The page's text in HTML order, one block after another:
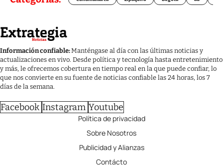
Información confiable:Manténgase al día con las últimas noticias y
actualizaciones en vivo. Desde política y tecnología hasta entretenimiento
y más, le ofrecemos cobertura en tiempo real en la que puede confiar, lo
que nos convierte en su fuente de noticias confiable las 24 horas, los 7
días de la semana.
Facebook Instagram Youtube
Política de privacidad
Sobre Nosotros
Publicidad y Alianzas
Contácto